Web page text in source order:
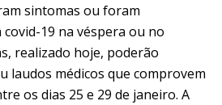
sintomas ou foram
19 na véspera ou no
realizado hoje, poderão
laudos médicos que comprovem
os dias 25 e 29 de janeiro. A